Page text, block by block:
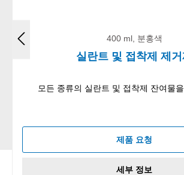
400 ml, 분홍색
실란트 및 접착제 제거
모든 종류의 실란트 및 접착제 잔여물
제품 요청
세부 정보